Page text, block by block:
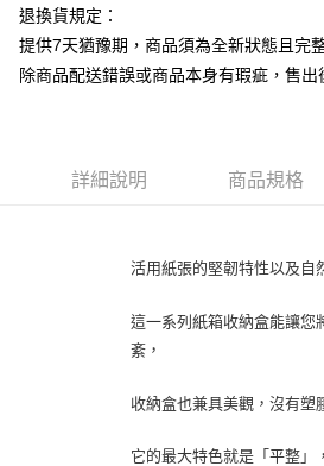
退換貨規定：
提供7天猶豫期，商品須為全新狀態且完
除商品配送錯誤或商品本身有瑕疵，售出
詳細說明 商品規格
活用紙張的堅韌特性以及自
這一系列紙箱收納盒能讓您
紊，
收納盒也兼具美觀，沒有塑
它的最大特色就是「平整」，